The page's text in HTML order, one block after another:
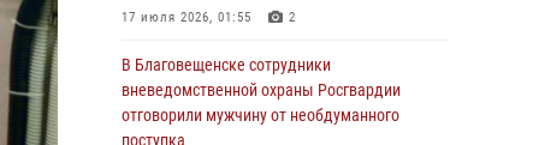
поступления на службу в подразделения
территориального Управления Росгвардии
23 июля 2026, 00:00
17 июля 2026, 01:55 2
В Благовещенске сотрудники
вневедомственной охраны Росгвардии
отговорили мужчину от необдуманного
поступка